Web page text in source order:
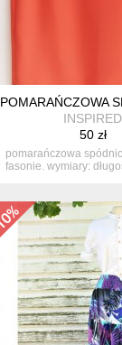
WZORY FAIRY
POMARAŃCZOWA
INSPIRED
50 zł
pomarańczowa
fasonie. wymiary: